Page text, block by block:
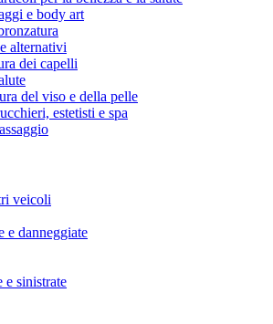
e body art
alternativi
dei capelli
del viso e della pelle
estetisti e spa
veicoli
e danneggiate
e sinistrate